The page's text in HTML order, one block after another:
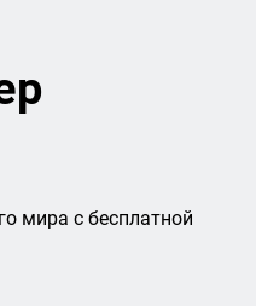
мира с бесплатной